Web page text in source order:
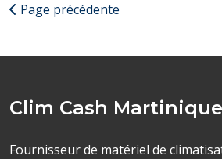
Page précédente
Clim Cash Martinique
Fournisseur de matériel de